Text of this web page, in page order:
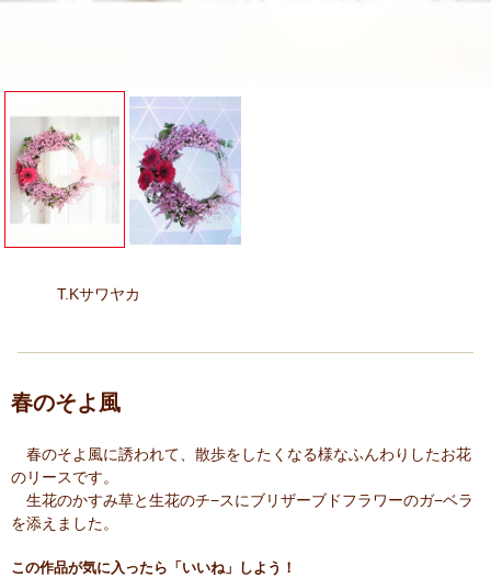
T.Kサワヤカ
春のそよ風
春のそよ風に誘われて、散歩をしたくなる様なふんわりしたお花
のリースです。
生花のかすみ草と生花のチ−スにブリザーブドフラワーのガ−ベラ
を添えました。
この作品が気に入ったら「いいね」しよう！